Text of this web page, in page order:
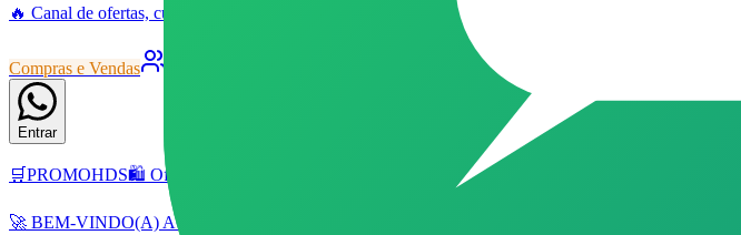
🔥 Canal de ofertas, cupons e promoções no WhatsApp 🇧🇷 As melhores ofertas do Brasil,
Compras e Vendas
Entrar
🛒PROMOHDS🛍️ Ofertas & Cupons
🚀 BEM-VINDO(A) AO 🛒PROMOHDS🛍️ Ofertas & Cupons 🚀 Cansado de pagar caro? Você está